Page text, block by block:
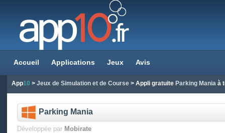
Accueil Applications Jeux Avis
App10 > Jeux de Simulation et de Course > Appli gratuite Parking Mania à
Parking Mania
Développée par Mobirate